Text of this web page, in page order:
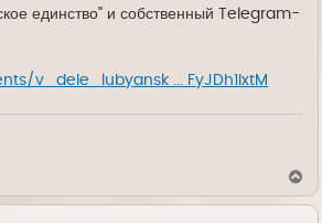
единство" и собственный Telegram-
v_dele_lubyansk ... FyJDh1IxtM
р